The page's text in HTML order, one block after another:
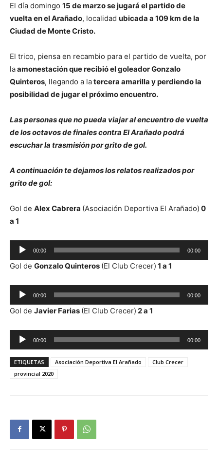
El día domingo 15 de marzo se jugará el partido de
vuelta en el Arañado, localidad ubicada a 109 km de la
Ciudad de Monte Cristo.
El trico, piensa en recambio para el partido de vuelta, por
laamonestación que recibió el goleador Gonzalo
Quinteros, llegando a latercera amarilla y perdiendo la
posibilidad de jugar el próximo encuentro.
Las personas que no pueda viajar al encuentro de vuelta
de los octavos de finales contra El Arañado podrá
escuchar la trasmisión por grito de gol.
A continuación te dejamos los relatos realizados por
grito de gol:
Gol de Alex Cabrera (Asociación Deportiva El Arañado) 0
a 1
Reproductor
de
audio
00:00 00:00
Gol de Gonzalo Quinteros (El Club Crecer) 1 a 1
Reproductor
de
audio
00:00 00:00
Gol de Javier Farias (El Club Crecer) 2 a 1
Reproductor
de
audio
00:00 00:00
ETIQUETAS Asociación Deportiva El Arañado
Club Crecer
provincial 2020